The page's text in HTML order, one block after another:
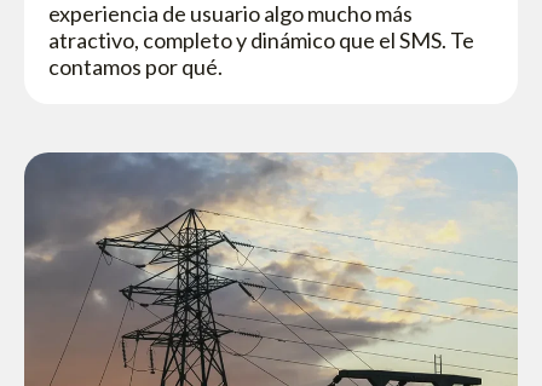
experiencia de usuario algo mucho más
atractivo, completo y dinámico que el SMS. Te
contamos por qué.